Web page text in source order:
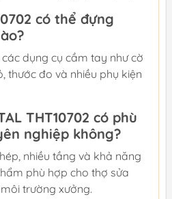
có thể đựng
dụng cụ cầm tay như cờ
thước đo và nhiều phụ kiện
THT10702 có phù
nghiệp không?
nhiều tầng và khả năng
phù hợp cho thợ sửa
trường xưởng.